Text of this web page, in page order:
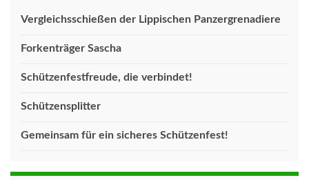
Vergleichsschießen der Lippischen Panzergrenadiere
Forkenträger Sascha
Schützenfestfreude, die verbindet!
Schützensplitter
Gemeinsam für ein sicheres Schützenfest!